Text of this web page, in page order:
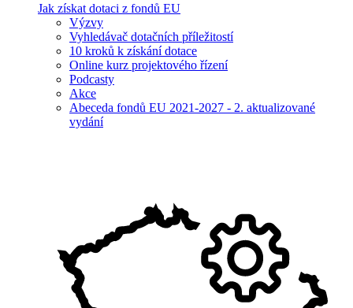
Jak získat dotaci z fondů EU
Výzvy
Vyhledávač dotačních příležitostí
10 kroků k získání dotace
Online kurz projektového řízení
Podcasty
Akce
Abeceda fondů EU 2021-2027 - 2. aktualizované
vydání